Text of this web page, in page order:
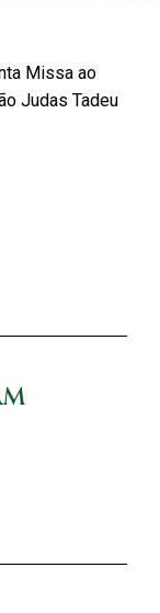
Missa ao
Judas Tadeu